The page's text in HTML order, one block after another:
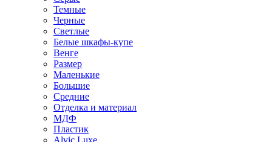
Темные
Черные
Светлые
Белые шкафы-купе
Венге
Размер
Маленькие
Большие
Средние
Отделка и материал
МДФ
Пластик
Alvic Luxe